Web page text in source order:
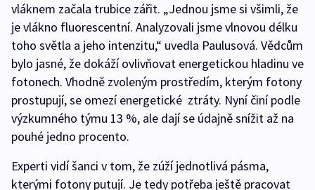
vláknem začala trubice zářit. „Jednou jsme si všimli, že
je vlákno fluorescentní. Analyzovali jsme vlnovou délku
toho světla a jeho intenzitu,“ uvedla Paulusová. Vědcům
bylo jasné, že dokáží ovlivňovat energetickou hladinu ve
fotonech. Vhodně zvoleným prostředím, kterým fotony
prostupují, se omezí energetické ztráty. Nyní činí podle
výzkumného týmu 13 %, ale dají se údajně snížit až na
pouhé jedno procento.
Experti vidí šanci v tom, že zúží jednotlivá pásma,
kterými fotony putují. Je tedy potřeba ještě pracovat